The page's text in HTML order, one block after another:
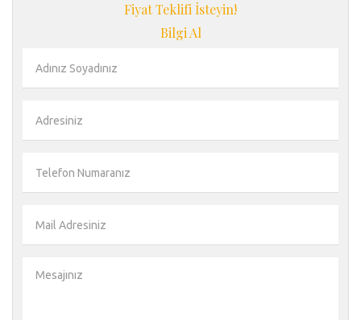
Fiyat Teklifi İsteyin!
Bilgi Al